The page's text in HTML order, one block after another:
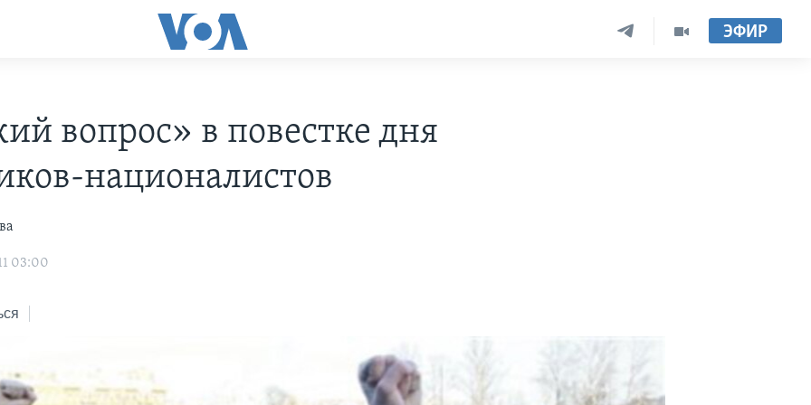
ЭФИР
вопрос» в повестке дня
националистов
03:00